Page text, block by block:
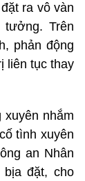
ra vô vàn
Trên
phản động
liên tục thay
nhắm
tình xuyên
an Nhân
bịa đặt, cho